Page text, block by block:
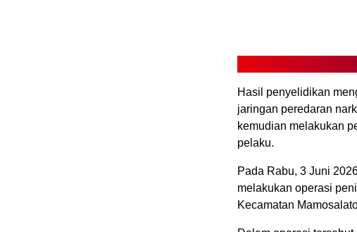
Hasil penyelidikan
jaringan peredaran
kemudian melakukan
pelaku.
Pada Rabu, 3 Juni
melakukan operasi
Kecamatan